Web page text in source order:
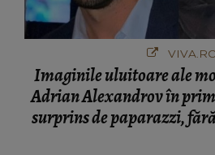
Imaginile uluitoare ale
Adrian Alexandrov în
surprins de paparazzi,